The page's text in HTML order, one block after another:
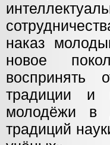
наказ
новое
воспринять
традиции и
молодёжи в
традиций